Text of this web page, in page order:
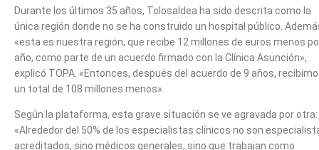
Durante los últimos 35 años, Tolosaldea ha sido descrita como la
única región donde no se ha construido un hospital público.
«esta es nuestra región, que recibe 12 millones de euros menos
año, como parte de un acuerdo firmado con la Clínica Asunción»,
explicó TOPA. «Entonces, después del acuerdo de 9 años,
un total de 108 millones menos».
Según la plataforma, esta grave situación se ve agravada por otra:
«Alrededor del 50% de los especialistas clínicos no son
acreditados, sino médicos generales, sino que trabajan como